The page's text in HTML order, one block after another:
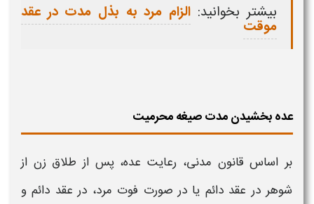
بیشتر بخوانید: الزام مرد به بذل مدت در عقد
موقت
عده بخشیدن مدت صیغه محرمیت
بر اساس قانون مدنی، رعایت عده، پس از طلاق زن از
شوهر در عقد دائم یا در صورت فوت مرد، در عقد دائم و